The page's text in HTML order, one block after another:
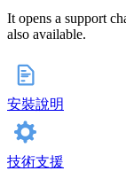
It opens a support
also available.
安裝說明
技術支援